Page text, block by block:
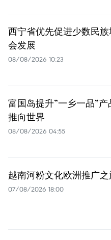
西宁省优先促进少数民
会发展
08/08/2026 10:23
富国岛提升”一乡一品”
推向世界
08/08/2026 04:55
越南河粉文化欧洲推广
07/08/2026 18:00